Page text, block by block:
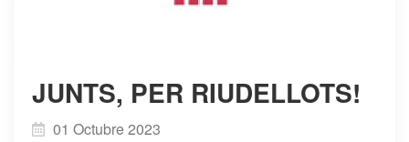
​JUNTS, PER RIUDELLOTS!
01 Octubre 2023